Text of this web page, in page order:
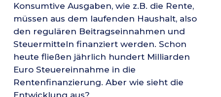
Konsumtive Ausgaben, wie z.B. die Rente,
müssen aus dem laufenden Haushalt, also
den regulären Beitragseinnahmen und
Steuermitteln finanziert werden. Schon
heute fließen jährlich hundert Milliarden
Euro Steuereinnahme in die
Rentenfinanzierung. Aber wie sieht die
Entwicklung aus?